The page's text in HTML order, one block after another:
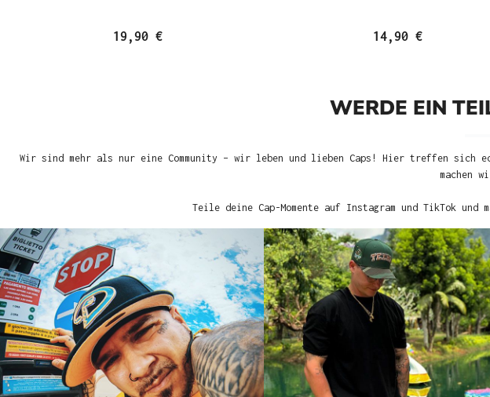
19,90 € 14,90 €
WERDE EIN
Wir sind mehr als nur eine Community – wir leben und lieben Caps! Hier treffen sich
machen
Teile deine Cap-Momente auf Instagram und TikTok